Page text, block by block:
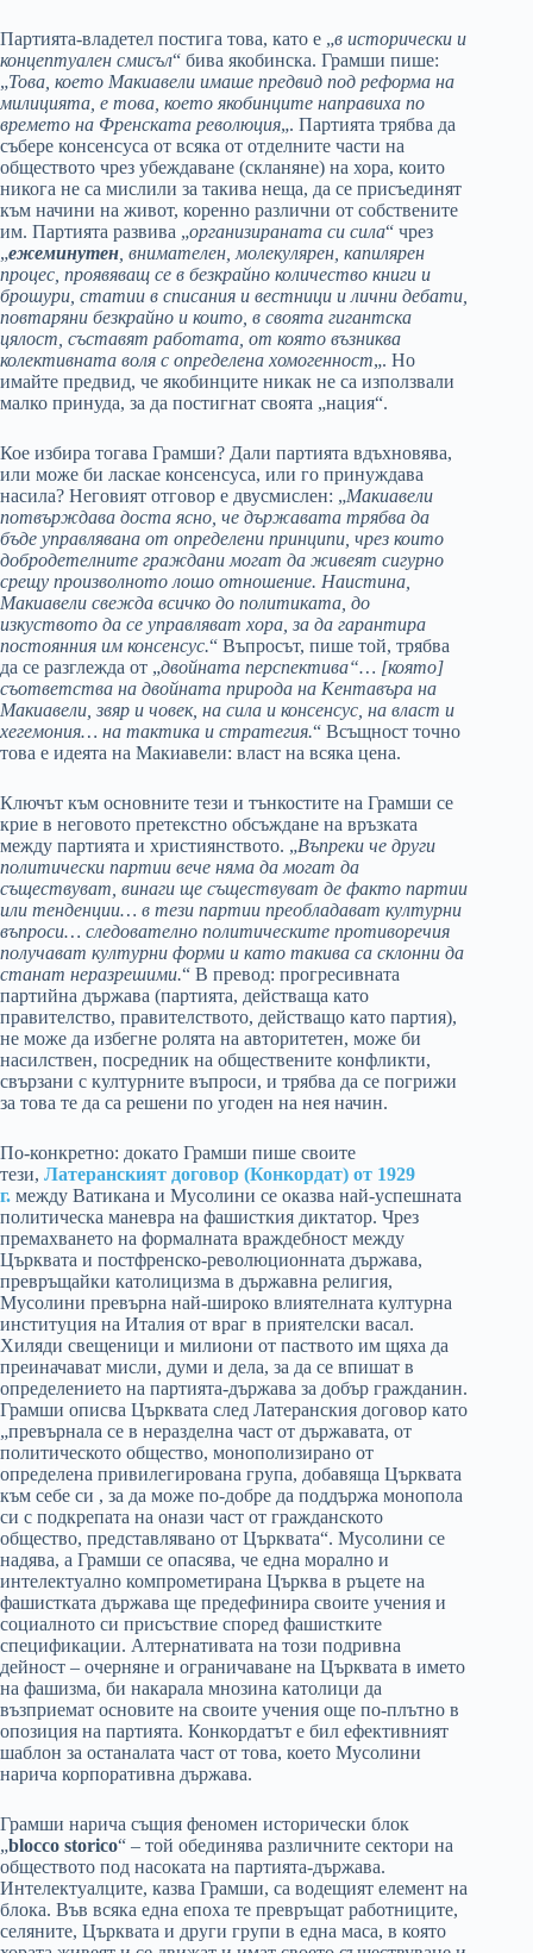
Партията-владетел постига това, като е „в исторически и
концептуален смисъл“ бива якобинска. Грамши пише:
„Това, което Макиавели имаше предвид под реформа на
милицията, е това, което якобинците направиха по
времето на Френската революция„. Партията трябва да
събере консенсуса от всяка от отделните части на
обществото чрез убеждаване (скланяне) на хора, които
никога не са мислили за такива неща, да се присъединят
към начини на живот, коренно различни от собствените
им. Партията развива „организираната си сила“ чрез
„ежеминутен , внимателен, молекулярен, капилярен
процес, проявяващ се в безкрайно количество книги и
брошури, статии в списания и вестници и лични дебати,
повтаряни безкрайно и които, в своята гигантска
цялост, съставят работата, от която възниква
колективната воля с определена хомогенност„. Но
имайте предвид, че якобинците никак не са използвали
малко принуда, за да постигнат своята „нация“.
Кое избира тогава Грамши? Дали партията вдъхновява,
или може би ласкае консенсуса, или го принуждава
насила? Неговият отговор е двусмислен: „Макиавели
потвърждава доста ясно, че държавата трябва да
бъде управлявана от определени принципи, чрез които
добродетелните граждани могат да живеят сигурно
срещу произволното лошо отношение. Наистина,
Макиавели свежда всичко до политиката, до
изкуството да се управляват хора, за да гарантира
постоянния им консенсус.“ Въпросът, пише той, трябва
да се разглежда от „двойната перспектива“… [която]
съответства на двойната природа на Кентавъра на
Макиавели, звяр и човек, на сила и консенсус, на власт и
хегемония… на тактика и стратегия.“ Всъщност точно
това е идеята на Макиавели: власт на всяка цена.
Ключът към основните тези и тънкостите на Грамши се
крие в неговото претекстно обсъждане на връзката
между партията и християнството. „Въпреки че други
политически партии вече няма да могат да
съществуват, винаги ще съществуват де факто партии
или тенденции… в тези партии преобладават културни
въпроси… следователно политическите противоречия
получават културни форми и като такива са склонни да
станат неразрешими.“ В превод: прогресивната
партийна държава (партията, действаща като
правителство, правителството, действащо като партия),
не може да избегне ролята на авторитетен, може би
насилствен, посредник на обществените конфликти,
свързани с културните въпроси, и трябва да се погрижи
за това те да са решени по угоден на нея начин.
По-конкретно: докато Грамши пише своите
тези, Латеранският договор (Конкордат) от 1929
г. между Ватикана и Мусолини се оказва най-успешната
политическа маневра на фашисткия диктатор. Чрез
премахването на формалната враждебност между
Църквата и постфренско-революционната държава,
превръщайки католицизма в държавна религия,
Мусолини превърна най-широко влиятелната културна
институция на Италия от враг в приятелски васал.
Хиляди свещеници и милиони от паството им щяха да
преиначават мисли, думи и дела, за да се впишат в
определението на партията-държава за добър гражданин.
Грамши описва Църквата след Латеранския договор като
„превърнала се в неразделна част от държавата, от
политическото общество, монополизирано от
определена привилегирована група, добавяща Църквата
към себе си , за да може по-добре да поддържа монопола
си с подкрепата на онази част от гражданското
общество, представлявано от Църквата“. Мусолини се
надява, а Грамши се опасява, че една морално и
интелектуално компрометирана Църква в ръцете на
фашистката държава ще предефинира своите учения и
социалното си присъствие според фашистките
спецификации. Алтернативата на този подривна
дейност – очерняне и ограничаване на Църквата в името
на фашизма, би накарала мнозина католици да
възприемат основите на своите учения още по-плътно в
опозиция на партията. Конкордатът е бил ефективният
шаблон за останалата част от това, което Мусолини
нарича корпоративна държава.
Грамши нарича същия феномен исторически блок
„blocco storicо“ – той обединява различните сектори на
обществото под насоката на партията-държава.
Интелектуалците, казва Грамши, са водещият елемент на
блока. Във всяка една епоха те превръщат работниците,
селяните, Църквата и други групи в една маса, в която